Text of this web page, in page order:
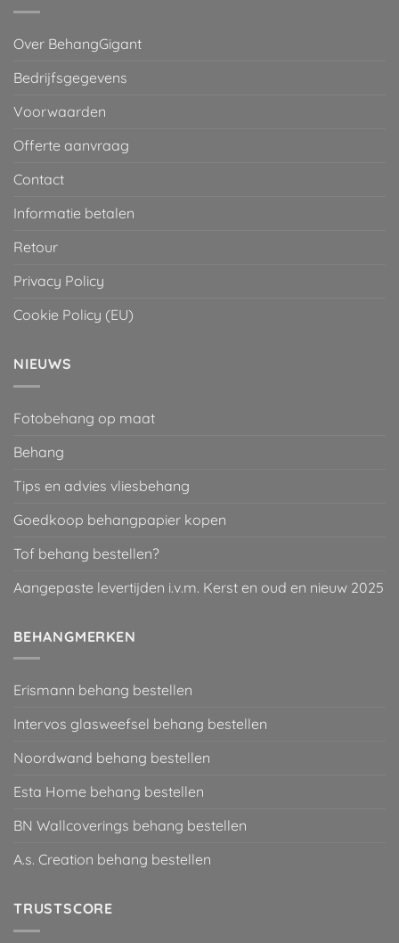
Over BehangGigant
Bedrijfsgegevens
Voorwaarden
Offerte aanvraag
Contact
Informatie betalen
Retour
Privacy Policy
Cookie Policy (EU)
NIEUWS
Fotobehang op maat
Behang
Tips en advies vliesbehang
Goedkoop behangpapier kopen
Tof behang bestellen?
Aangepaste levertijden i.v.m. Kerst en oud en nieuw 2025
BEHANGMERKEN
Erismann behang bestellen
Intervos glasweefsel behang bestellen
Noordwand behang bestellen
Esta Home behang bestellen
BN Wallcoverings behang bestellen
A.s. Creation behang bestellen
TRUSTSCORE